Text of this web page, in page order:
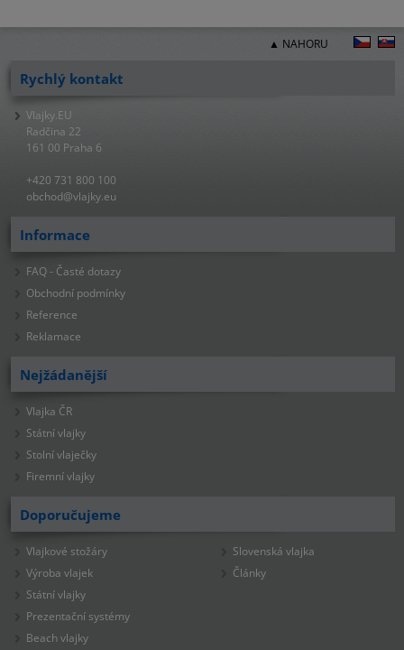
▲ NAHORU
Rychlý kontakt
Vlajky.EU
Radčina 22
161 00 Praha 6
+420 731 800 100
obchod@vlajky.eu
Informace
FAQ - Časté dotazy
Obchodní podmínky
Reference
Reklamace
Nejžádanější
Vlajka ČR
Státní vlajky
Stolní vlaječky
Firemní vlajky
Doporučujeme
Vlajkové stožáry
Výroba vlajek
Státní vlajky
Prezentační systémy
Beach vlajky
Slovenská vlajka
Články